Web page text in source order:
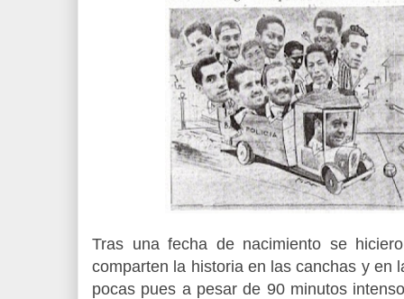
Tras una fecha de nacimiento se
comparten la historia en las canchas y en
pocas pues a pesar de 90 minutos